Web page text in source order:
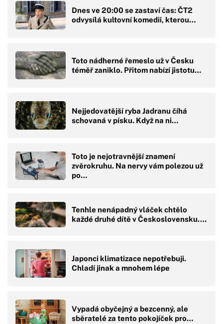
Dnes ve 20:00 se zastaví čas: ČT2
odvysílá kultovní komedii, kterou…
Toto nádherné řemeslo už v Česku
téměř zaniklo. Přitom nabízí jistotu…
Nejjedovatější ryba Jadranu číhá
schovaná v písku. Když na ni…
Toto je nejotravnější znamení
zvěrokruhu. Na nervy vám polezou už
po…
Tenhle nenápadný vláček chtělo
každé druhé dítě v Československu.…
Japonci klimatizace nepotřebuji.
Chladí jinak a mnohem lépe
Vypadá obyčejný a bezcenný, ale
sběratelé za tento pokojíček pro…